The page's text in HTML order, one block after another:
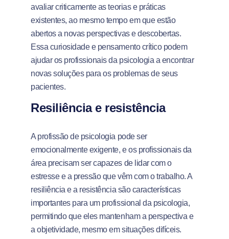
avaliar criticamente as teorias e práticas
existentes, ao mesmo tempo em que estão
abertos a novas perspectivas e descobertas.
Essa curiosidade e pensamento crítico podem
ajudar os profissionais da psicologia a encontrar
novas soluções para os problemas de seus
pacientes.
Resiliência e resistência
A profissão de psicologia pode ser
emocionalmente exigente, e os profissionais da
área precisam ser capazes de lidar com o
estresse e a pressão que vêm com o trabalho. A
resiliência e a resistência são características
importantes para um profissional da psicologia,
permitindo que eles mantenham a perspectiva e
a objetividade, mesmo em situações difíceis.